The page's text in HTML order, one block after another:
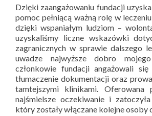
Dzięki zaangażowaniu fundacji
pomoc pełniącą ważną rolę w
dzięki wspaniałym ludziom –
uzyskaliśmy liczne wskazówki
zagranicznych w sprawie dalszego
uwadze najwyższe dobro
członkowie fundacji angażowali
tłumaczenie dokumentacji oraz
tamtejszymi klinikami. Oferowana
najśmielsze oczekiwanie i
który zostały włączane kolejne osoby